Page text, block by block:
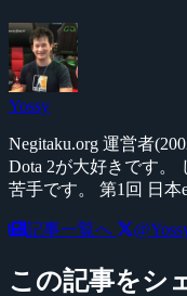
Yossy
Negitaku.org 運営者
Dota 2が大好きです。
苦手です。 第1回 日
記事一覧へ
この記事をシ